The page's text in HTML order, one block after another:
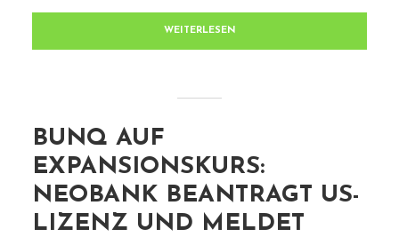
WEITERLESEN
BUNQ AUF
EXPANSIONSKURS:
NEOBANK BEANTRAGT US-
LIZENZ UND MELDET